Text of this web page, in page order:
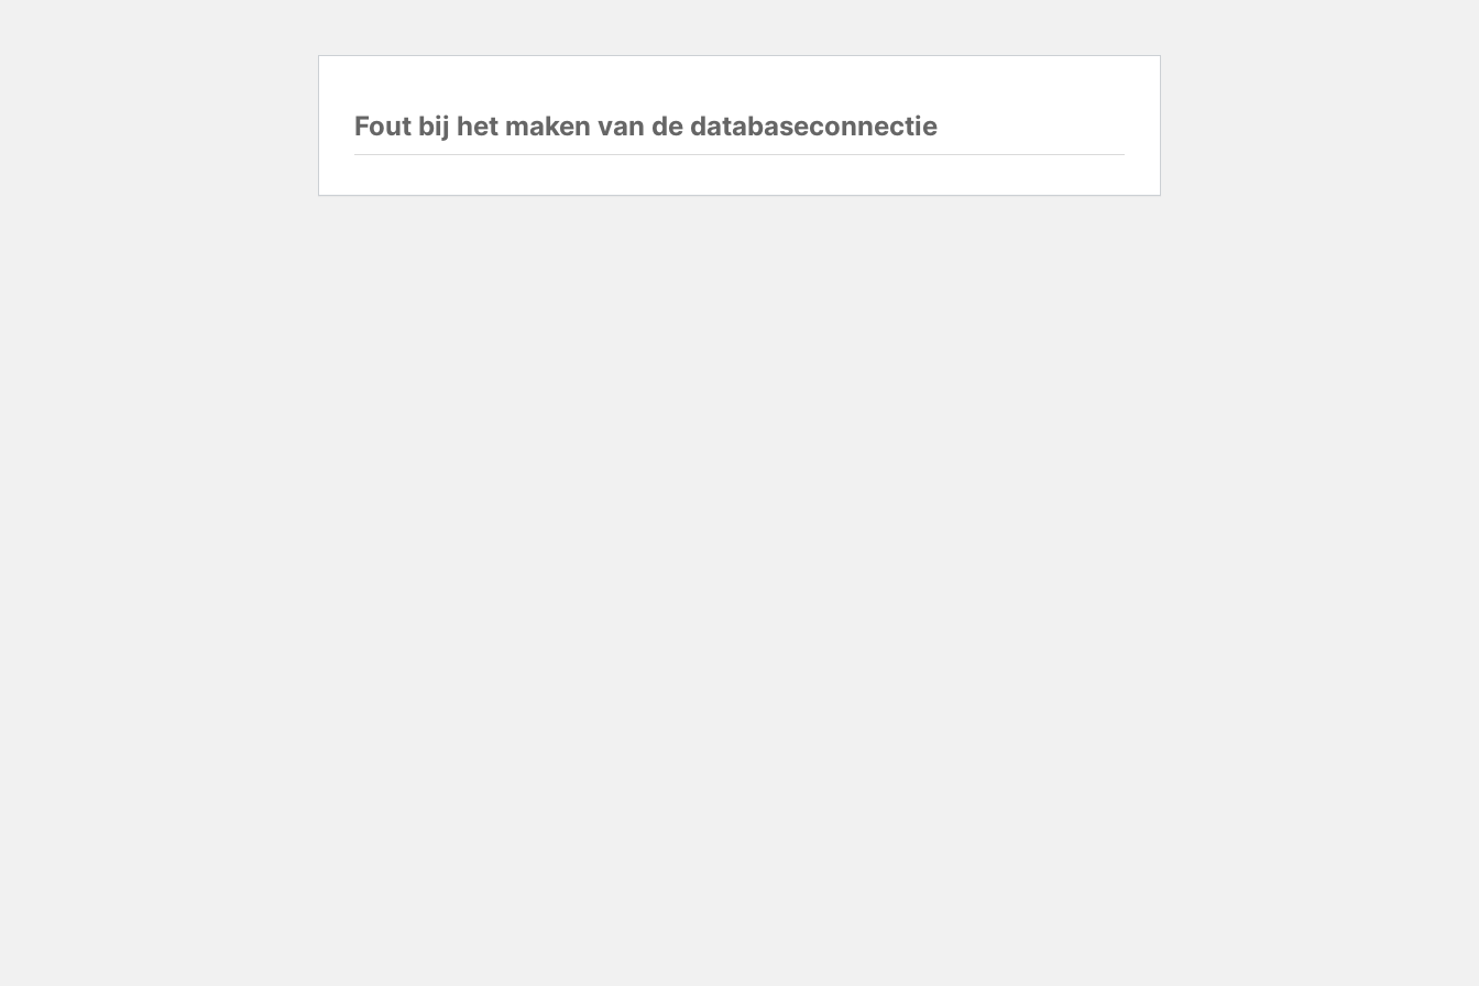
Fout bij het maken van de databaseconnectie